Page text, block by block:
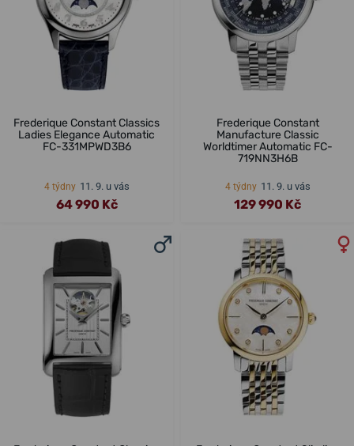
Frederique Constant Classics
Ladies Elegance Automatic
FC-331MPWD3B6
4 týdny 11. 9. u vás
64 990 Kč
Frederique Constant
Manufacture Classic
Worldtimer Automatic FC-
719NN3H6B
4 týdny 11. 9. u vás
129 990 Kč